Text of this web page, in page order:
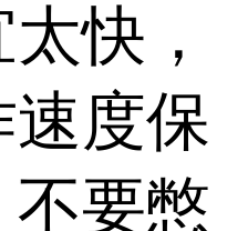
快，
速度保
要憋